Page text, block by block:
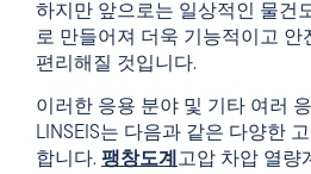
하지만 앞으로는 일상적인 물건
로 만들어져 더욱 기능적이고 안
편리해질 것입니다.
이러한 응용 분야 및 기타 여러
LINSEIS는 다음과 같은 다양한
합니다. 팽창도계 고압 차압 열량